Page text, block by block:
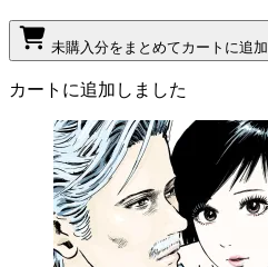
未購入分をまとめてカートに追加
カートに追加しました